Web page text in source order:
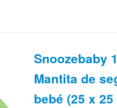
Snoozebaby
Mantita de
bebé (25 x